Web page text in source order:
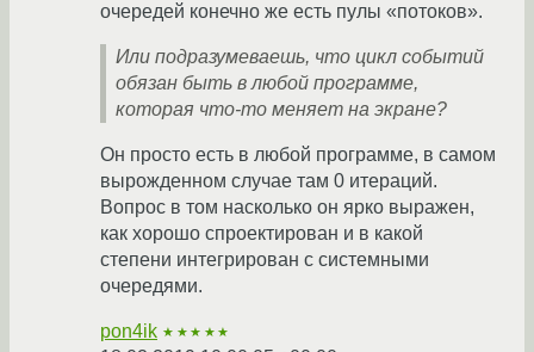
очередей конечно же есть пулы «потоков».
Или подразумеваешь, что цикл событий
обязан быть в любой программе,
которая что-то меняет на экране?
Он просто есть в любой программе, в самом
вырожденном случае там 0 итераций.
Вопрос в том насколько он ярко выражен,
как хорошо спроектирован и в какой
степени интегрирован с системными
очередями.
pon4ik ★★★★★